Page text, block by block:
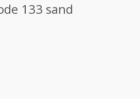
133 sand